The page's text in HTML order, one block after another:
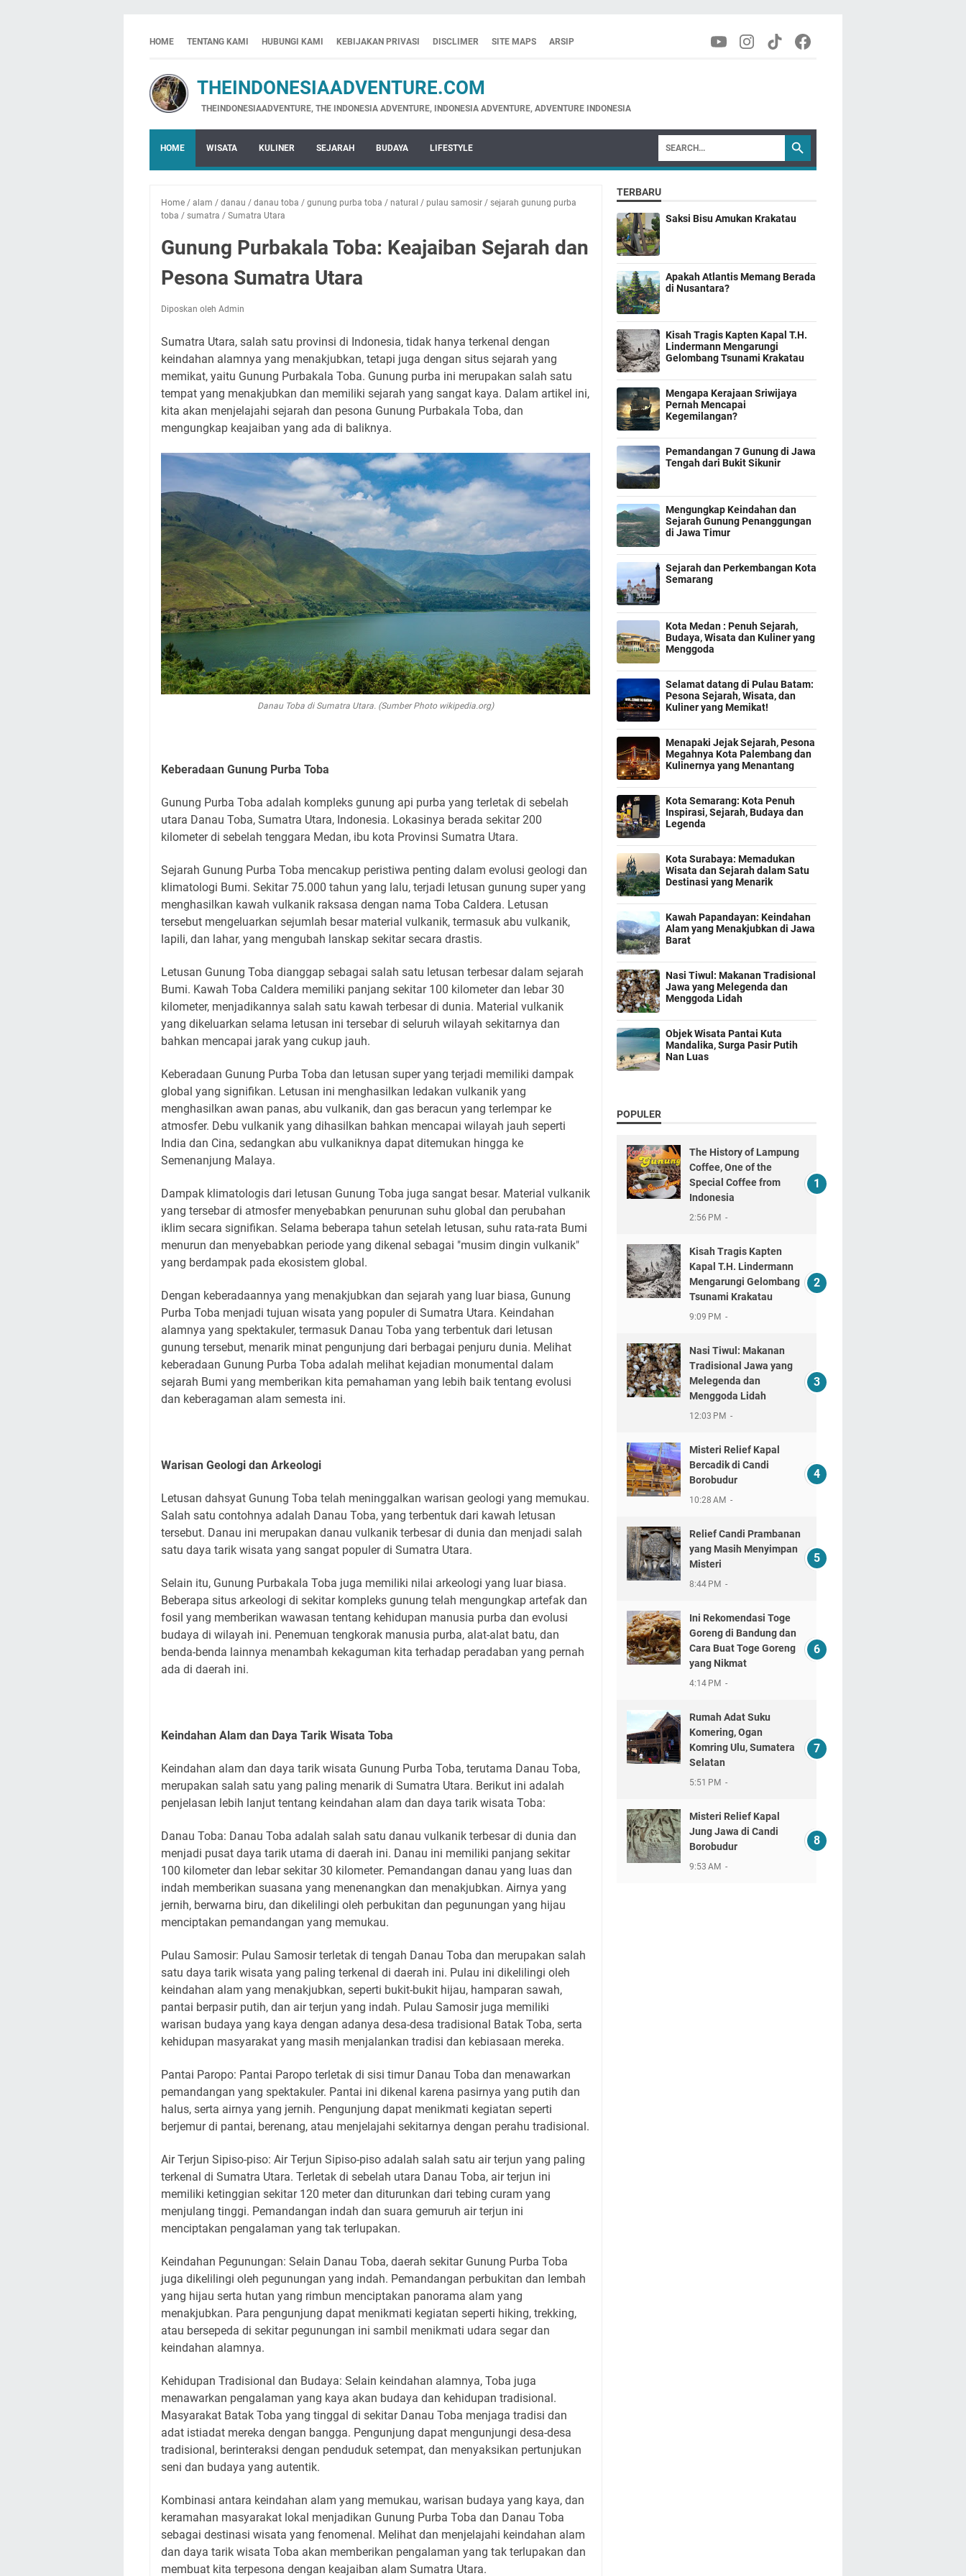
HOME TENTANG KAMI HUBUNGI KAMI KEBIJAKAN PRIVASI DISCLIMER SITE MAPS ARSIP
THEINDONESIAADVENTURE.COM
THEINDONESIAADVENTURE, THE INDONESIA ADVENTURE, INDONESIA ADVENTURE, ADVENTURE INDONESIA
HOME WISATA KULINER SEJARAH BUDAYA LIFESTYLE
Home / alam / danau / danau toba / gunung purba toba / natural / pulau samosir / sejarah gunung purba
toba / sumatra / Sumatra Utara
Gunung Purbakala Toba: Keajaiban Sejarah dan
Pesona Sumatra Utara
Diposkan oleh Admin
Sumatra Utara, salah satu provinsi di Indonesia, tidak hanya terkenal dengan
keindahan alamnya yang menakjubkan, tetapi juga dengan situs sejarah yang
memikat, yaitu Gunung Purbakala Toba. Gunung purba ini merupakan salah satu
tempat yang menakjubkan dan memiliki sejarah yang sangat kaya. Dalam artikel ini,
kita akan menjelajahi sejarah dan pesona Gunung Purbakala Toba, dan
mengungkap keajaiban yang ada di baliknya.
Danau Toba di Sumatra Utara. (Sumber Photo wikipedia.org)
Keberadaan Gunung Purba Toba
Gunung Purba Toba adalah kompleks gunung api purba yang terletak di sebelah
utara Danau Toba, Sumatra Utara, Indonesia. Lokasinya berada sekitar 200
kilometer di sebelah tenggara Medan, ibu kota Provinsi Sumatra Utara.
Sejarah Gunung Purba Toba mencakup peristiwa penting dalam evolusi geologi dan
klimatologi Bumi. Sekitar 75.000 tahun yang lalu, terjadi letusan gunung super yang
menghasilkan kawah vulkanik raksasa dengan nama Toba Caldera. Letusan
tersebut mengeluarkan sejumlah besar material vulkanik, termasuk abu vulkanik,
lapili, dan lahar, yang mengubah lanskap sekitar secara drastis.
Letusan Gunung Toba dianggap sebagai salah satu letusan terbesar dalam sejarah
Bumi. Kawah Toba Caldera memiliki panjang sekitar 100 kilometer dan lebar 30
kilometer, menjadikannya salah satu kawah terbesar di dunia. Material vulkanik
yang dikeluarkan selama letusan ini tersebar di seluruh wilayah sekitarnya dan
bahkan mencapai jarak yang cukup jauh.
Keberadaan Gunung Purba Toba dan letusan super yang terjadi memiliki dampak
global yang signifikan. Letusan ini menghasilkan ledakan vulkanik yang
menghasilkan awan panas, abu vulkanik, dan gas beracun yang terlempar ke
atmosfer. Debu vulkanik yang dihasilkan bahkan mencapai wilayah jauh seperti
India dan Cina, sedangkan abu vulkaniknya dapat ditemukan hingga ke
Semenanjung Malaya.
Dampak klimatologis dari letusan Gunung Toba juga sangat besar. Material vulkanik
yang tersebar di atmosfer menyebabkan penurunan suhu global dan perubahan
iklim secara signifikan. Selama beberapa tahun setelah letusan, suhu rata-rata Bumi
menurun dan menyebabkan periode yang dikenal sebagai "musim dingin vulkanik"
yang berdampak pada ekosistem global.
Dengan keberadaannya yang menakjubkan dan sejarah yang luar biasa, Gunung
Purba Toba menjadi tujuan wisata yang populer di Sumatra Utara. Keindahan
alamnya yang spektakuler, termasuk Danau Toba yang terbentuk dari letusan
gunung tersebut, menarik minat pengunjung dari berbagai penjuru dunia. Melihat
keberadaan Gunung Purba Toba adalah melihat kejadian monumental dalam
sejarah Bumi yang memberikan kita pemahaman yang lebih baik tentang evolusi
dan keberagaman alam semesta ini.
Warisan Geologi dan Arkeologi
Letusan dahsyat Gunung Toba telah meninggalkan warisan geologi yang memukau.
Salah satu contohnya adalah Danau Toba, yang terbentuk dari kawah letusan
tersebut. Danau ini merupakan danau vulkanik terbesar di dunia dan menjadi salah
satu daya tarik wisata yang sangat populer di Sumatra Utara.
Selain itu, Gunung Purbakala Toba juga memiliki nilai arkeologi yang luar biasa.
Beberapa situs arkeologi di sekitar kompleks gunung telah mengungkap artefak dan
fosil yang memberikan wawasan tentang kehidupan manusia purba dan evolusi
budaya di wilayah ini. Penemuan tengkorak manusia purba, alat-alat batu, dan
benda-benda lainnya menambah kekaguman kita terhadap peradaban yang pernah
ada di daerah ini.
Keindahan Alam dan Daya Tarik Wisata Toba
Keindahan alam dan daya tarik wisata Gunung Purba Toba, terutama Danau Toba,
merupakan salah satu yang paling menarik di Sumatra Utara. Berikut ini adalah
penjelasan lebih lanjut tentang keindahan alam dan daya tarik wisata Toba:
Danau Toba: Danau Toba adalah salah satu danau vulkanik terbesar di dunia dan
menjadi pusat daya tarik utama di daerah ini. Danau ini memiliki panjang sekitar
100 kilometer dan lebar sekitar 30 kilometer. Pemandangan danau yang luas dan
indah memberikan suasana yang menenangkan dan menakjubkan. Airnya yang
jernih, berwarna biru, dan dikelilingi oleh perbukitan dan pegunungan yang hijau
menciptakan pemandangan yang memukau.
Pulau Samosir: Pulau Samosir terletak di tengah Danau Toba dan merupakan salah
satu daya tarik wisata yang paling terkenal di daerah ini. Pulau ini dikelilingi oleh
keindahan alam yang menakjubkan, seperti bukit-bukit hijau, hamparan sawah,
pantai berpasir putih, dan air terjun yang indah. Pulau Samosir juga memiliki
warisan budaya yang kaya dengan adanya desa-desa tradisional Batak Toba, serta
kehidupan masyarakat yang masih menjalankan tradisi dan kebiasaan mereka.
Pantai Paropo: Pantai Paropo terletak di sisi timur Danau Toba dan menawarkan
pemandangan yang spektakuler. Pantai ini dikenal karena pasirnya yang putih dan
halus, serta airnya yang jernih. Pengunjung dapat menikmati kegiatan seperti
berjemur di pantai, berenang, atau menjelajahi sekitarnya dengan perahu tradisional.
Air Terjun Sipiso-piso: Air Terjun Sipiso-piso adalah salah satu air terjun yang paling
terkenal di Sumatra Utara. Terletak di sebelah utara Danau Toba, air terjun ini
memiliki ketinggian sekitar 120 meter dan diturunkan dari tebing curam yang
menjulang tinggi. Pemandangan indah dan suara gemuruh air terjun ini
menciptakan pengalaman yang tak terlupakan.
Keindahan Pegunungan: Selain Danau Toba, daerah sekitar Gunung Purba Toba
juga dikelilingi oleh pegunungan yang indah. Pemandangan perbukitan dan lembah
yang hijau serta hutan yang rimbun menciptakan panorama alam yang
menakjubkan. Para pengunjung dapat menikmati kegiatan seperti hiking, trekking,
atau bersepeda di sekitar pegunungan ini sambil menikmati udara segar dan
keindahan alamnya.
Kehidupan Tradisional dan Budaya: Selain keindahan alamnya, Toba juga
menawarkan pengalaman yang kaya akan budaya dan kehidupan tradisional.
Masyarakat Batak Toba yang tinggal di sekitar Danau Toba menjaga tradisi dan
adat istiadat mereka dengan bangga. Pengunjung dapat mengunjungi desa-desa
tradisional, berinteraksi dengan penduduk setempat, dan menyaksikan pertunjukan
seni dan budaya yang autentik.
Kombinasi antara keindahan alam yang memukau, warisan budaya yang kaya, dan
keramahan masyarakat lokal menjadikan Gunung Purba Toba dan Danau Toba
sebagai destinasi wisata yang fenomenal. Melihat dan menjelajahi keindahan alam
dan daya tarik wisata Toba akan memberikan pengalaman yang tak terlupakan dan
membuat kita terpesona dengan keajaiban alam Sumatra Utara.
TERBARU
Saksi Bisu Amukan Krakatau
Apakah Atlantis Memang Berada
di Nusantara?
Kisah Tragis Kapten Kapal T.H.
Lindermann Mengarungi
Gelombang Tsunami Krakatau
Mengapa Kerajaan Sriwijaya
Pernah Mencapai
Kegemilangan?
Pemandangan 7 Gunung di Jawa
Tengah dari Bukit Sikunir
Mengungkap Keindahan dan
Sejarah Gunung Penanggungan
di Jawa Timur
Sejarah dan Perkembangan Kota
Semarang
Kota Medan : Penuh Sejarah,
Budaya, Wisata dan Kuliner yang
Menggoda
Selamat datang di Pulau Batam:
Pesona Sejarah, Wisata, dan
Kuliner yang Memikat!
Menapaki Jejak Sejarah, Pesona
Megahnya Kota Palembang dan
Kulinernya yang Menantang
Kota Semarang: Kota Penuh
Inspirasi, Sejarah, Budaya dan
Legenda
Kota Surabaya: Memadukan
Wisata dan Sejarah dalam Satu
Destinasi yang Menarik
Kawah Papandayan: Keindahan
Alam yang Menakjubkan di Jawa
Barat
Nasi Tiwul: Makanan Tradisional
Jawa yang Melegenda dan
Menggoda Lidah
Objek Wisata Pantai Kuta
Mandalika, Surga Pasir Putih
Nan Luas
POPULER
The History of Lampung
Coffee, One of the
Special Coffee from
Indonesia
2:56 PM
Kisah Tragis Kapten
Kapal T.H. Lindermann
Mengarungi Gelombang
Tsunami Krakatau
9:09 PM
Nasi Tiwul: Makanan
Tradisional Jawa yang
Melegenda dan
Menggoda Lidah
12:03 PM
Misteri Relief Kapal
Bercadik di Candi
Borobudur
10:28 AM
Relief Candi Prambanan
yang Masih Menyimpan
Misteri
8:44 PM
Ini Rekomendasi Toge
Goreng di Bandung dan
Cara Buat Toge Goreng
yang Nikmat
4:14 PM
Rumah Adat Suku
Komering, Ogan
Komring Ulu, Sumatera
Selatan
5:51 PM
Misteri Relief Kapal
Jung Jawa di Candi
Borobudur
9:53 AM